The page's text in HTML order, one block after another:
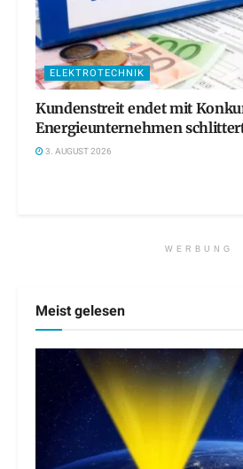
ELEKTROTECHNIK
Kundenstreit endet mit
Energieunternehmen
3. AUGUST 2026
WERBUNG
Meist gelesen